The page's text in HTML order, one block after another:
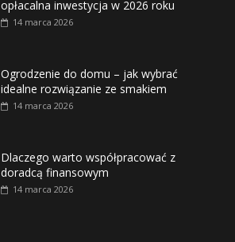
opłacalna inwestycja w 2026 roku
14 marca 2026
Ogrodzenie do domu – jak wybrać
idealne rozwiązanie ze smakiem
14 marca 2026
Dlaczego warto współpracować z
doradcą finansowym
14 marca 2026